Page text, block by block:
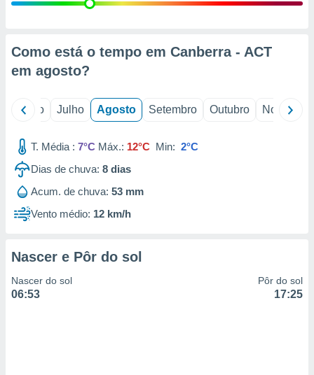
estudos
1199
Como está o tempo em Canberra - ACT
em agosto?
Junho Julho Agosto Setembro Outubro Novembro
T. Média : 7°C Máx.: 12°C Min: 2°C
Dias de chuva: 8 dias
Acum. de chuva: 53 mm
Vento médio: 12 km/h
Nascer e Pôr do sol
Nascer do sol
06:53
Pôr do sol
17:25